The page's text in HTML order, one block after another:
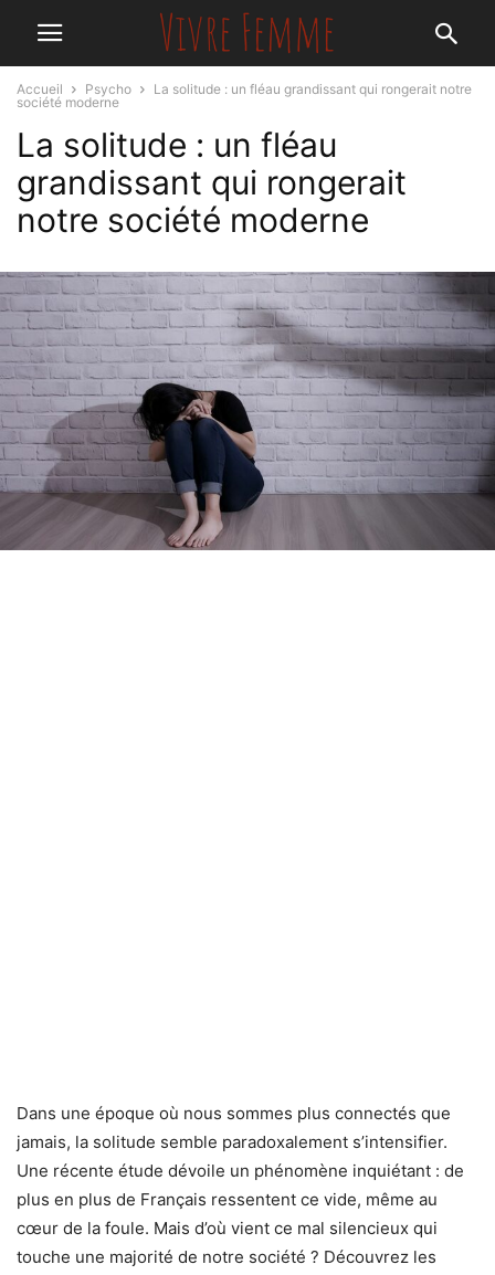
Accueil Psycho
La solitude : un fléau grandissant qui rongerait notre
société moderne
La solitude : un fléau
grandissant qui rongerait
notre société moderne
Dans une époque où nous sommes plus connectés que
jamais, la solitude semble paradoxalement s’intensifier.
Une récente étude dévoile un phénomène inquiétant : de
plus en plus de Français ressentent ce vide, même au
cœur de la foule. Mais d’où vient ce mal silencieux qui
touche une majorité de notre société ? Découvrez les